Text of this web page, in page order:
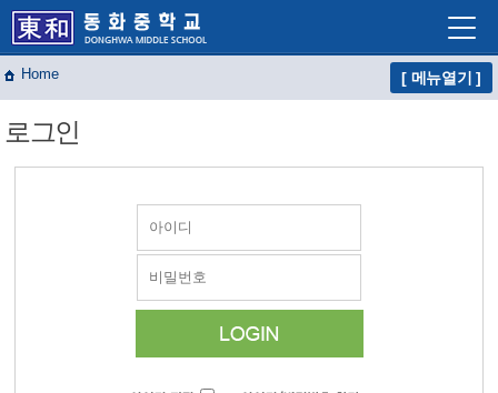
자유학년제
열린마당
Home [ 메뉴열기 ]
로그인